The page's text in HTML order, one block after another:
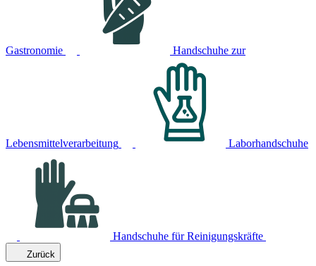
Gastronomie Handschuhe zur
Lebensmittelverarbeitung Laborhandschuhe
Handschuhe für Reinigungskräfte
Zurück